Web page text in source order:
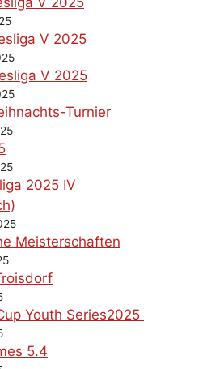
V 2025
V 2025
Turnier
2025 IV
Meisterschaften
Youth Series2025
5.4